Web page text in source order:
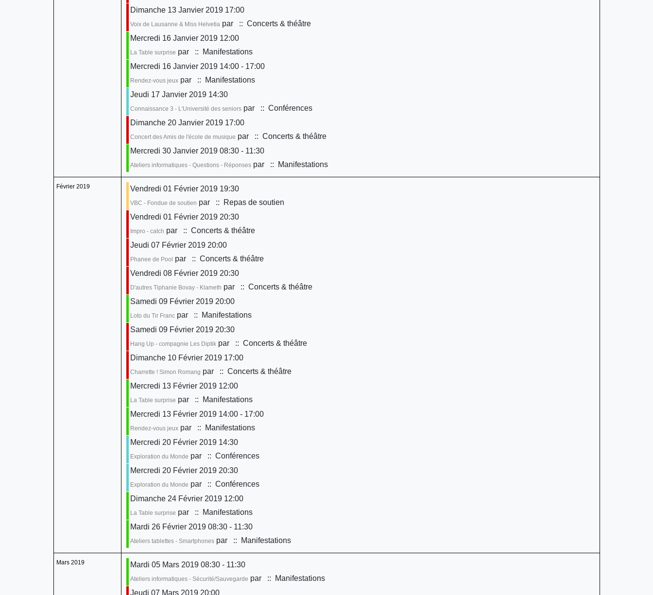
Dimanche 13 Janvier 2019 17:00
Voix de Lausanne & Miss Helvetia par
:: Concerts & théâtre
Mercredi 16 Janvier 2019 12:00
La Table surprise par
:: Manifestations
Mercredi 16 Janvier 2019 14:00 - 17:00
Rendez-vous jeuxpar
:: Manifestations
Jeudi 17 Janvier 2019 14:30
Connaissance 3 - L'Université des seniorspar
:: Conférences
Dimanche 20 Janvier 2019 17:00
Concert des Amis de l'école de musique par
:: Concerts & théâtre
Mercredi 30 Janvier 2019 08:30 - 11:30
Ateliers informatiques - Questions - Réponsespar :: Manifestations
Février 2019 Vendredi 01 Février 2019 19:30
VBC - Fondue de soutien par
:: Repas de soutien
Vendredi 01 Février 2019 20:30
Impro - catch par
:: Concerts & théâtre
Jeudi 07 Février 2019 20:00
Phanee de Pool par
:: Concerts & théâtre
Vendredi 08 Février 2019 20:30
D'autres Tiphanie Bovay - Klameth par
:: Concerts & théâtre
Samedi 09 Février 2019 20:00
Loto du Tir Francpar
:: Manifestations
Samedi 09 Février 2019 20:30
Hang Up - compagnie Les Diptikpar
:: Concerts & théâtre
Dimanche 10 Février 2019 17:00
Charrette ! Simon Romang par
:: Concerts & théâtre
Mercredi 13 Février 2019 12:00
La Table surprise par
:: Manifestations
Mercredi 13 Février 2019 14:00 - 17:00
Rendez-vous jeuxpar
:: Manifestations
Mercredi 20 Février 2019 14:30
Exploration du Monde par
:: Conférences
Mercredi 20 Février 2019 20:30
Exploration du Monde par
:: Conférences
Dimanche 24 Février 2019 12:00
La Table surprise par
:: Manifestations
Mardi 26 Février 2019 08:30 - 11:30
Ateliers tablettes - Smartphonespar :: Manifestations
Mars 2019 Mardi 05 Mars 2019 08:30 - 11:30
Ateliers informatiques - Sécurité/Sauvegarde par
:: Manifestations
Jeudi 07 Mars 2019 20:00